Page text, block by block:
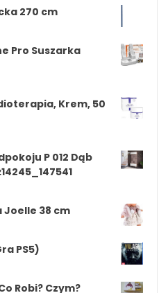
270 cm
Pro Suszarka
Krem, 50
P 012 Dąb
Joelle 38 cm
PS5)
Robi? Czym?